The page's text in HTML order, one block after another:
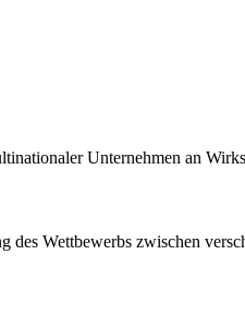
Unternehmen an
Wettbewerbs zwischen